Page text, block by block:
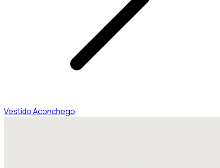
Vestido Aconchego